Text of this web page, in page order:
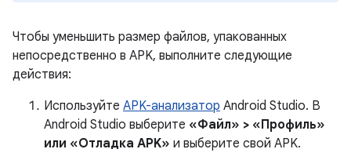
Чтобы уменьшить размер файлов, упакованных
непосредственно в APK, выполните следующие
действия:
Используйте APK-анализатор Android Studio. В
Android Studio выберите «Файл» > «Профиль»
или «Отладка APK» и выберите свой APK.